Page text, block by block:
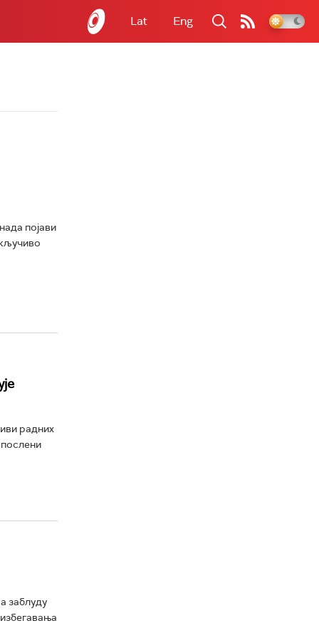
Lat Eng
појави
радних
заблуду